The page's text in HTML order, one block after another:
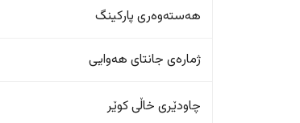
هەستەوەری پارکینگ
ژمارەی جانتای هەوایی
چاودێری خاڵی کوێر